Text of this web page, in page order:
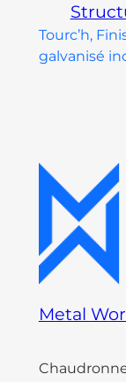
Tourc’h,
galvanisé
Metal